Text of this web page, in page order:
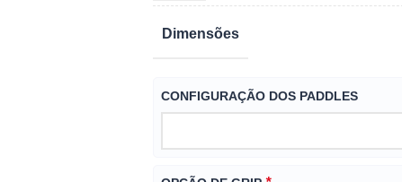
Dimensões
CONFIGURAÇÃO DOS PADDLES